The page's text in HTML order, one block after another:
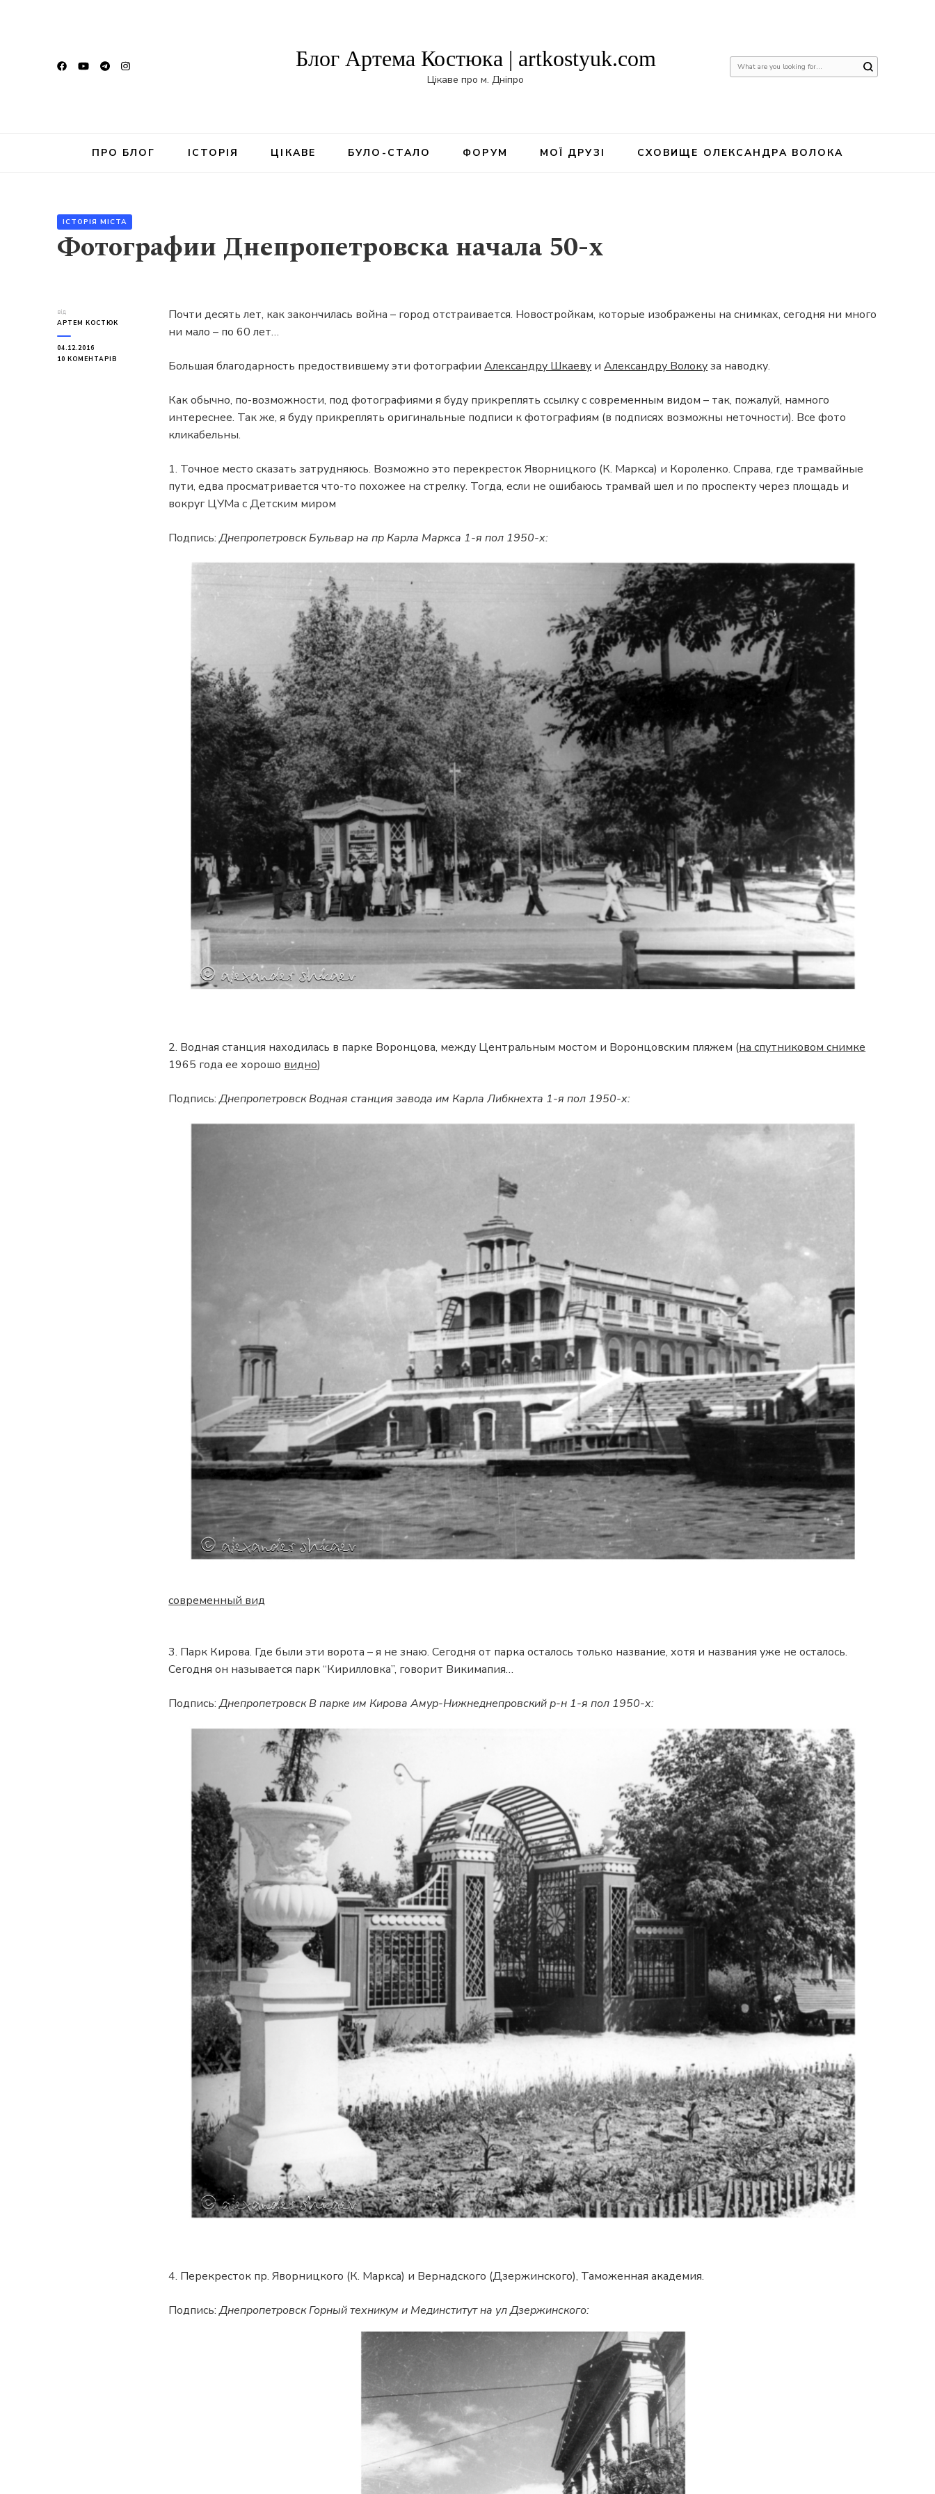
Блог Артема Костюка | artkostyuk.com
Цікаве про м. Дніпро
Шукаєте
щось?
ПРО БЛОГ ІСТОРІЯ ЦІКАВЕ БУЛО-СТАЛО ФОРУМ МОЇ ДРУЗІ СХОВИЩЕ ОЛЕКСАНДРА ВОЛОКА
ІСТОРІЯ МІСТА
Фотографии Днепропетровска начала 50-х
від
АРТЕМ КОСТЮК
04.12.2016
10 КОМЕНТАРІВ
ФОТОГРАФИИ
Почти десять лет, как закончилась война – город отстраивается. Новостройкам, которые изображены на снимках, сегодня ни много
ни мало – по 60 лет…
Большая благодарность предоствившему эти фотографииАлександру Шкаеву иАлександру Волокуза наводку.
Как обычно, по-возможности, под фотографиями я буду прикреплять ссылку с современным видом – так, пожалуй, намного
интереснее. Так же, я буду прикреплять оригинальные подписи к фотографиям (в подписях возможны неточности). Все фото
кликабельны.
1. Точное место сказать затрудняюсь. Возможно это перекресток Яворницкого (К. Маркса) и Короленко. Справа, где трамвайные
пути, едва просматривается что-то похожее на стрелку. Тогда, если не ошибаюсь трамвай шел и по проспекту через площадь и
вокруг ЦУМа с Детским миром
Подпись:Днепропетровск Бульвар на пр Карла Маркса 1-я пол 1950-х:
2. Водная станция находилась в парке Воронцова, между Центральным мостом и Воронцовским пляжем (на спутниковом снимке
1965 года ее хорошо видно)
Подпись:Днепропетровск Водная станция завода им Карла Либкнехта 1-я пол 1950-х:
современный вид
3. Парк Кирова. Где были эти ворота – я не знаю. Сегодня от парка осталось только название, хотя и названия уже не осталось.
Сегодня он называется парк “Кирилловка”, говорит Викимапия…
Подпись:Днепропетровск В парке им Кирова Амур-Нижнеднепровский р-н 1-я пол 1950-х:
4. Перекресток пр. Яворницкого (К. Маркса) и Вернадского (Дзержинского), Таможенная академия.
Подпись:Днепропетровск Горный техникум и Мединститут на ул Дзержинского: